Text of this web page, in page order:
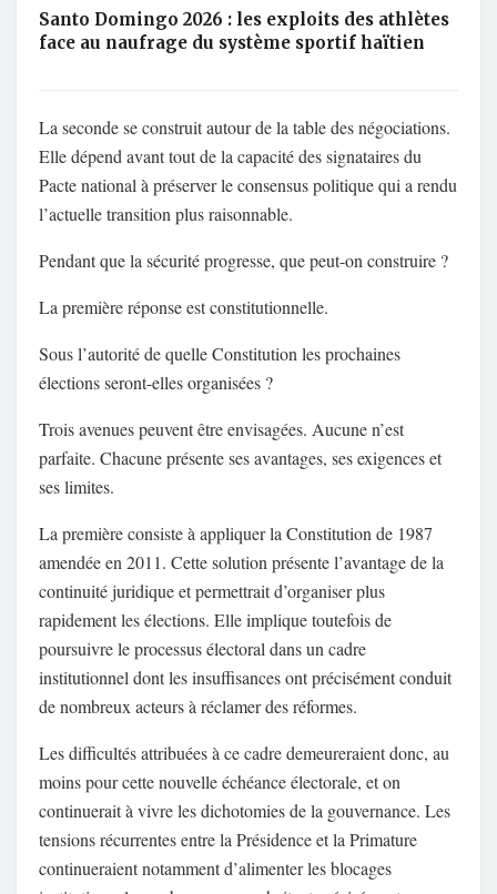
Santo Domingo 2026 : les exploits des athlètes
face au naufrage du système sportif haïtien
La seconde se construit autour de la table des négociations.
Elle dépend avant tout de la capacité des signataires du
Pacte national à préserver le consensus politique qui a rendu
l’actuelle transition plus raisonnable.
Pendant que la sécurité progresse, que peut-on construire ?
La première réponse est constitutionnelle.
Sous l’autorité de quelle Constitution les prochaines
élections seront-elles organisées ?
Trois avenues peuvent être envisagées. Aucune n’est
parfaite. Chacune présente ses avantages, ses exigences et
ses limites.
La première consiste à appliquer la Constitution de 1987
amendée en 2011. Cette solution présente l’avantage de la
continuité juridique et permettrait d’organiser plus
rapidement les élections. Elle implique toutefois de
poursuivre le processus électoral dans un cadre
institutionnel dont les insuffisances ont précisément conduit
de nombreux acteurs à réclamer des réformes.
Les difficultés attribuées à ce cadre demeureraient donc, au
moins pour cette nouvelle échéance électorale, et on
continuerait à vivre les dichotomies de la gouvernance. Les
tensions récurrentes entre la Présidence et la Primature
continueraient notamment d’alimenter les blocages